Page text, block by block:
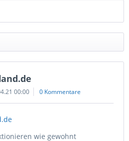
00:00 0 Kommentare
wie gewohnt